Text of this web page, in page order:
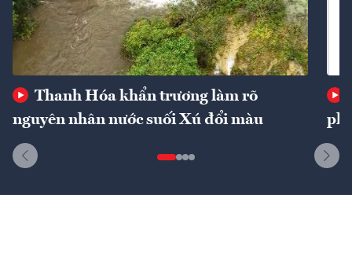
Thanh Hóa khẩn trương làm rõ
nguyên nhân nước suối Xú đổi màu
phí